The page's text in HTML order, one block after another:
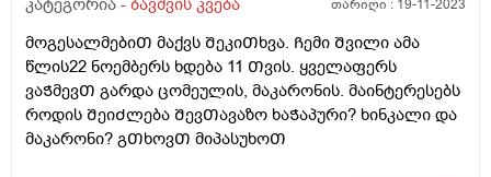
და წინააღმდეგობას აზრი არ აქვს.თვითონაც
განიცდის რომ ვუხსნი რა საფრთხისშემცველია
მსგავსი კვება,მაგრამ არ შეუძლია ჭამოს სხვა
რამ.მირჩიეთ როგორ მოვიქცე.კვების ფსიქოლოგი ამ
კუთხით თუ მუშაობს რომ ჩავრთო?
კატეგორია - ბავშვის კვება თარიღი : 19-11-2023
მოგესალმებიᲗ მაქვს ᲨეკიᲗხვა. Ჩემი Შვილი ამა
წლის22 ნოემბერს ხდება 11 Თვის. ყველაფერს
ვაᲭმევᲗ გარდა ცომეულის, მაკარონის. მაინტერესებს
როდის ᲨეიᲫლება ᲨევᲗავაზო ხაᲭაპური? ხინკალი და
მაკარონი? გᲗხოვᲗ მიპასუხოᲗ